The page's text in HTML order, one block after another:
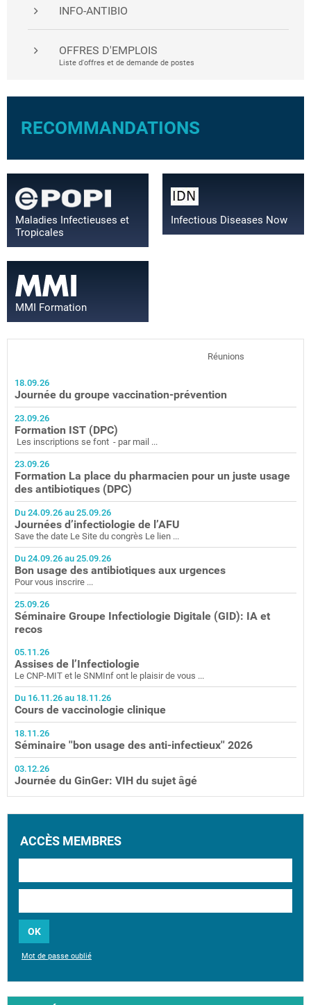
INFO-ANTIBIO
OFFRES D'EMPLOIS
Liste d'offres et de demande de postes
RECOMMANDATIONS
Maladies Infectieuses et
Tropicales
Infectious Diseases Now
MMI Formation
Réunions
18.09.26
Journée du groupe vaccination-prévention
23.09.26
Formation IST (DPC)
Les inscriptions se font - par mail ...
23.09.26
Formation La place du pharmacien pour un juste usage
des antibiotiques (DPC)
Du 24.09.26 au 25.09.26
Journées d’infectiologie de l’AFU
Save the date Le Site du congrès Le lien ...
Du 24.09.26 au 25.09.26
Bon usage des antibiotiques aux urgences
Pour vous inscrire ...
25.09.26
Séminaire Groupe Infectiologie Digitale (GID): IA et
recos
05.11.26
Assises de l’Infectiologie
Le CNP-MIT et le SNMInf ont le plaisir de vous ...
Du 16.11.26 au 18.11.26
Cours de vaccinologie clinique
18.11.26
Séminaire ''bon usage des anti-infectieux'' 2026
03.12.26
Journée du GinGer: VIH du sujet âgé
ACCÈS MEMBRES
OK
Mot de passe oublié